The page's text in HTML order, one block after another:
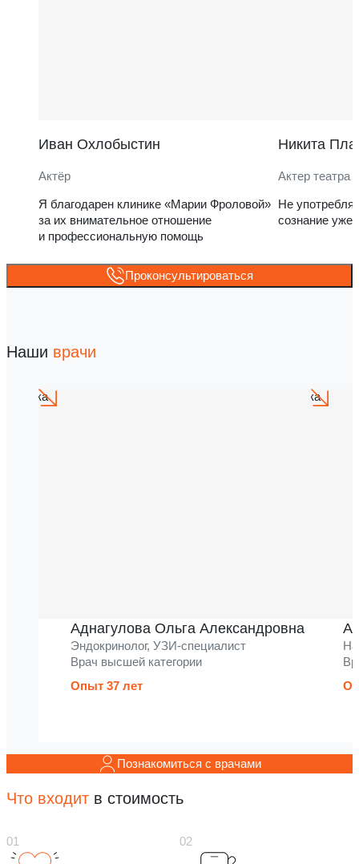
Иван Охлобыстин
Актёр
Я благодарен клинике «Марии Фроловой»
за их внимательное отношение
и профессиональную помощь
Никита
Актер театра
Не
сознание уже
Проконсультироваться
Наши врачи
Аднагулова Ольга Александровна
Эндокринолог, УЗИ-специалист
Врач высшей категории
Опыт 37 лет
Познакомиться с врачами
Что входит в стоимость